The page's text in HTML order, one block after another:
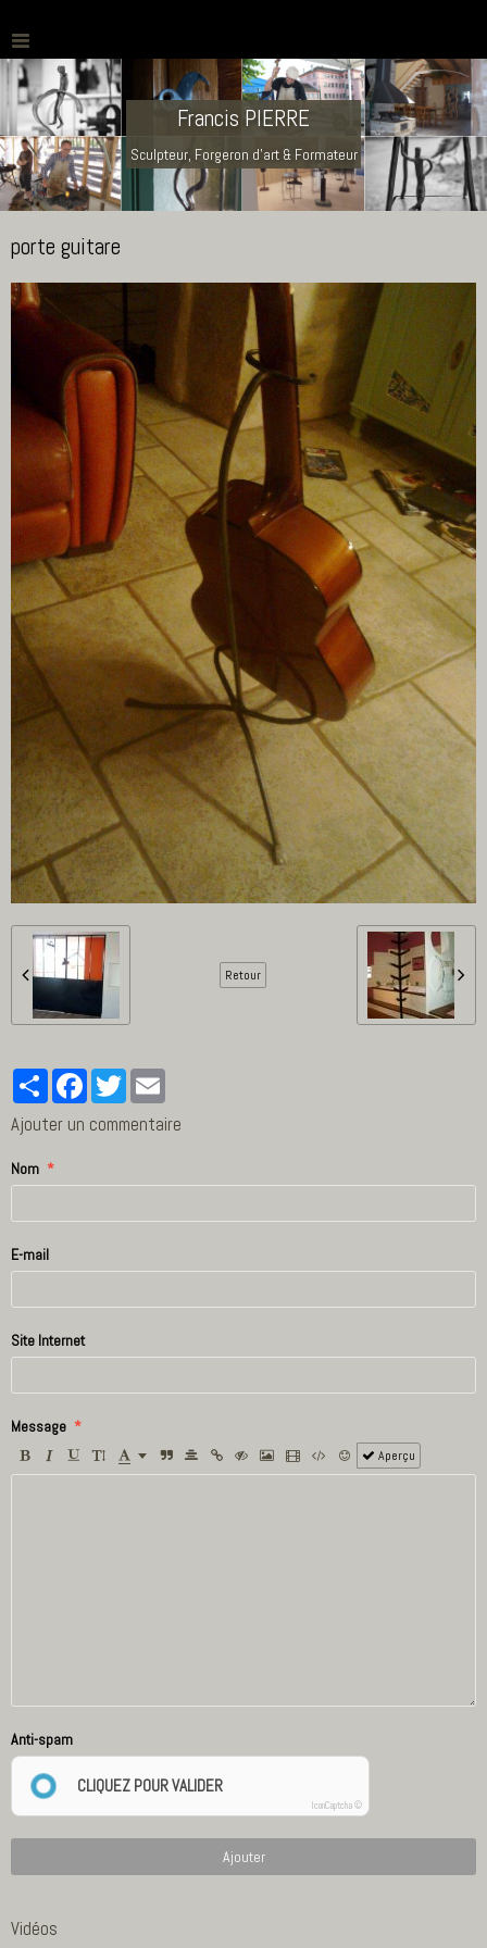
Francis PIERRE
Sculpteur, Forgeron d'art & Formateur
porte guitare
Retour
PartagerFacebookTwitter
Ajouter un commentaire
Nom
E-mail
Site Internet
Message
Aperçu
Anti-spam
CLIQUEZ POUR VALIDER
IconCaptcha ©
Ajouter
Vidéos